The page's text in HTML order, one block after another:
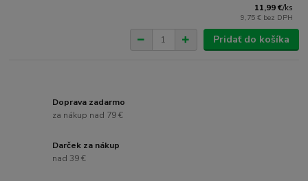
11,99 €/ks
9,75 € bez DPH
Pridať do košíka
Doprava zadarmo
za nákup nad 79 €
Darček za nákup
nad 39 €